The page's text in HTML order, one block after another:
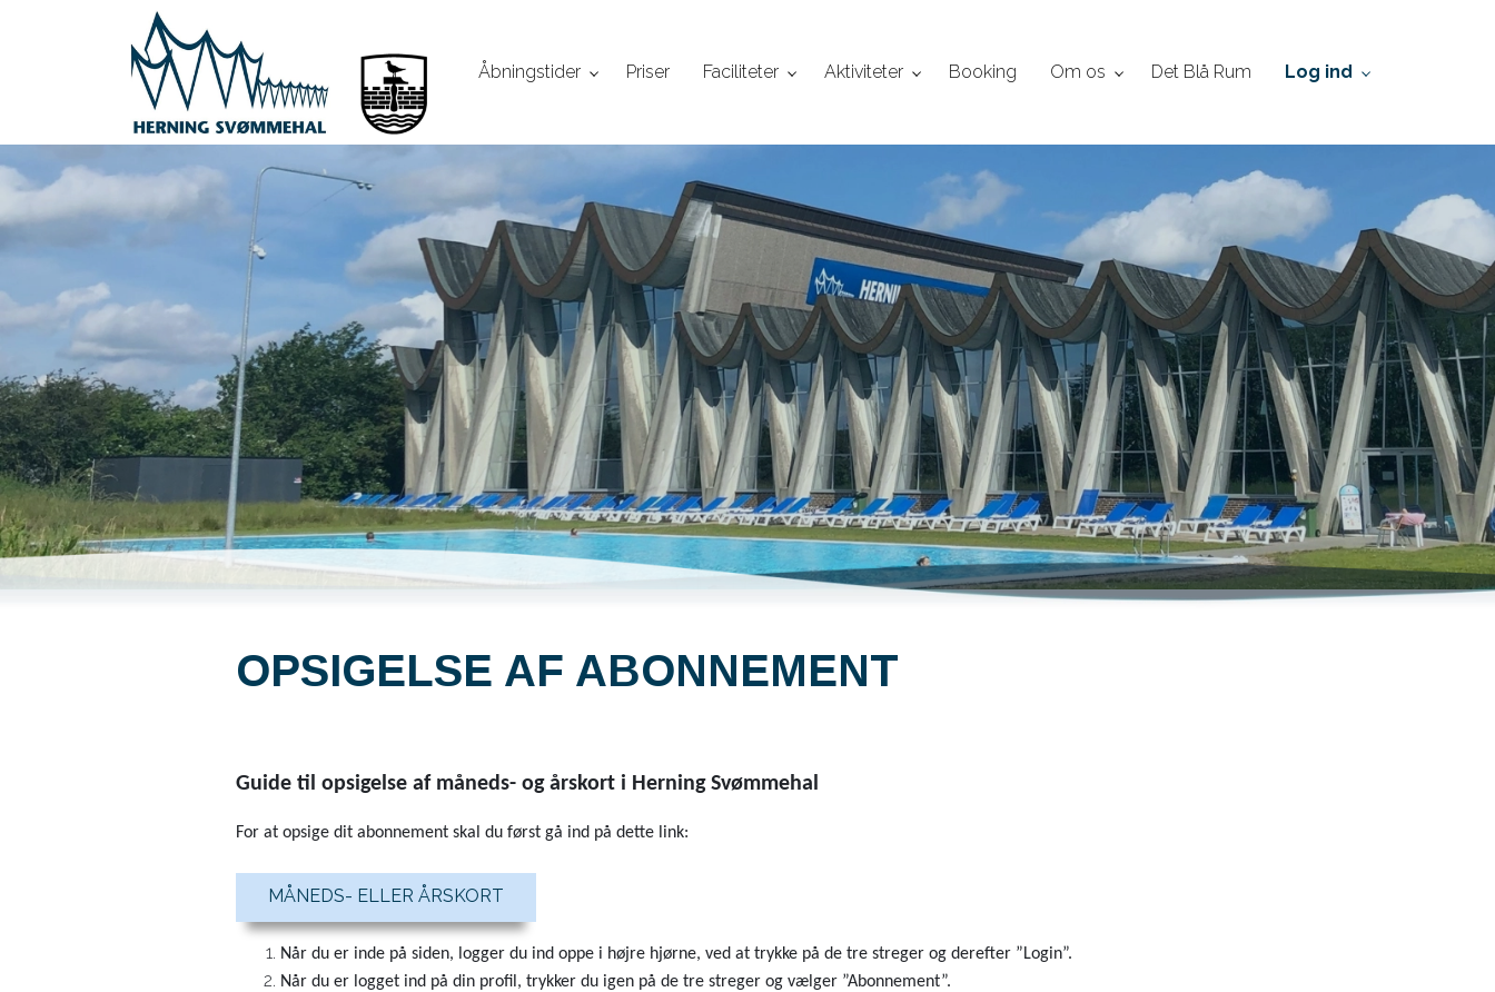
Åbningstider Priser Faciliteter Aktiviteter Booking Om os Det Blå Rum Log ind
OPSIGELSE AF ABONNEMENT
Guide til opsigelse af måneds- og årskort i Herning Svømmehal
For at opsige dit abonnement skal du først gå ind på dette link:
MÅNEDS- ELLER ÅRSKORT
Når du er inde på siden, logger du ind oppe i højre hjørne, ved at trykke på de tre streger og derefter ”Login”.
Når du er logget ind på din profil, trykker du igen på de tre streger og vælger ”Abonnement”.